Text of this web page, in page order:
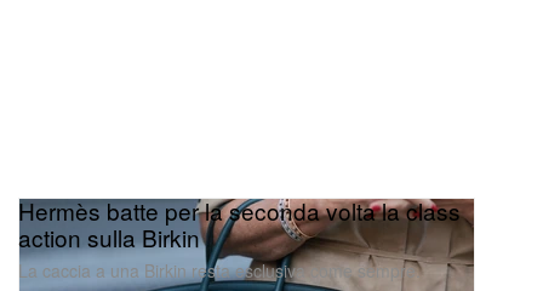
Hermès batte per la seconda volta la class
action sulla Birkin
La caccia a una Birkin resta esclusiva come sempre.